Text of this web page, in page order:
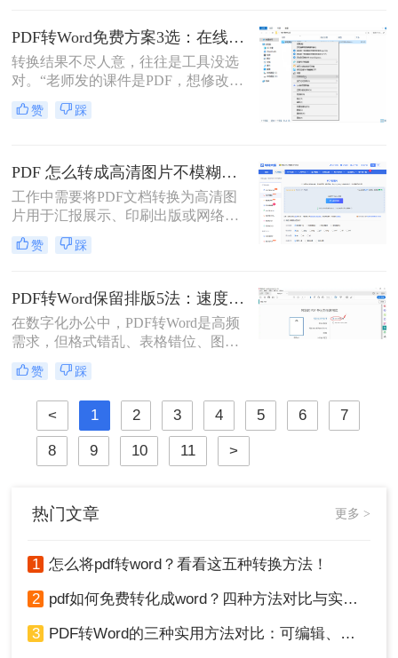
换为word格式呢？本文将介绍三种简
单实用的方法，帮助您轻松将PDF文
件转换为Word格式。
PDF转Word免费方案3选：在线免费额度、客户端试用和Word自带的区别！
转换结果不尽人意，往往是工具没选
对。“老师发的课件是PDF，想修改内
容怎么办？”“客户发来的合同是
PDF，需要调整条款怎么处理？”从事
的“灵魂拷问”。
赞 踩
PDF 怎么转成高清图片不模糊？5种高清转换方法（2026实测指南）
工作中需要将PDF文档转换为高清图
片用于汇报展示、印刷出版或网络分
享，但转换后图片模糊不清、细节丢
失、放大后出现马赛克……这些"清
能导致重要信息无法识别。那么PDF
怎么转成高清图片不模糊呢？别再忍
受模糊图片！本文直击痛点，提供可
立即执行的高清转换方案，助您10分
钟内获得印刷级清晰度！
赞 踩
PDF转Word保留排版5法：速度优先还是排版优先？选择指南！
在数字化办公中，PDF转Word是高频
需求，但格式错乱、表格错位、图片
错位等问题频发。许多用户盲目使用
在线工具，导致文档返工重做。那么
pdf转word怎么保留原排版呢？本文基
于Windows 10/11系统实测，系统梳理
5种安全有效方法，明确标注每种方
案的适用边界与关键细节，助您高效
赞 踩
< 1 2 3 4 5 6 7
8 9 10 11 >
热门文章 更多 >
1 怎么将pdf转word？看看这五种转换方法！
2 pdf如何免费转化成word？四种方法对比与实操指南（附详细表格）
3 PDF转Word的三种实用方法对比：可编辑、保格式、避风险！